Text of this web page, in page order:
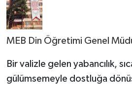
MEB Din Öğretimi Genel
Bir valizle gelen yabancılık,
gülümsemeyle dostluğa